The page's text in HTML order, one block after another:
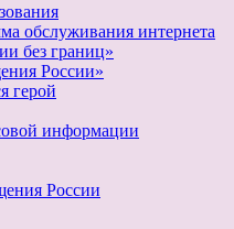
обслуживания интернета
без границ»
России»
герой
информации
России